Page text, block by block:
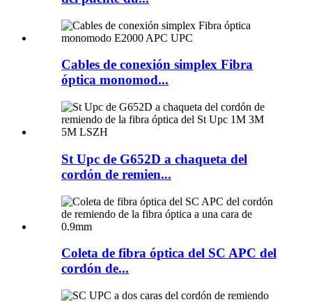
Cables de conexión simplex Fibra
óptica monomod...
St Upc de G652D a chaqueta del
cordón de remien...
Coleta de fibra óptica del SC APC del
cordón de...